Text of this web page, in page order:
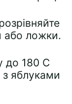
або ложки.
до 180 С
яблуками